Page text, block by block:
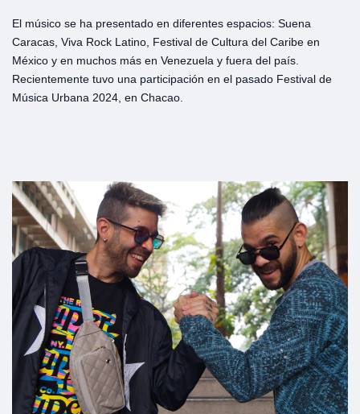
El músico se ha presentado en diferentes espacios: Suena
Caracas, Viva Rock Latino, Festival de Cultura del Caribe en
México y en muchos más en Venezuela y fuera del país.
Recientemente tuvo una participación en el pasado Festival de
Música Urbana 2024, en Chacao.